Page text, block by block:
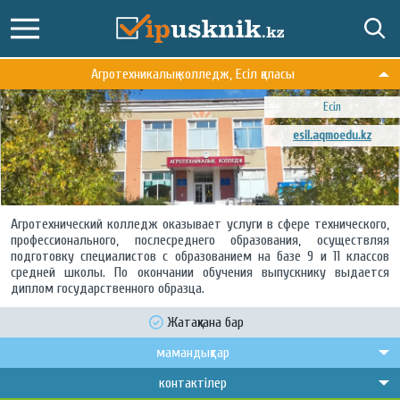
Агротехникалық колледж, Есіл қаласы
Есіл
esil.aqmoedu.kz
Агротехнический колледж оказывает услуги в сфере технического,
профессионального, послесреднего образования, осуществляя
подготовку специалистов с образованием на базе 9 и 11 классов
средней школы. По окончании обучения выпускнику выдается
диплом государственного образца.
Жатақхана бар
мамандықтар
контактілер